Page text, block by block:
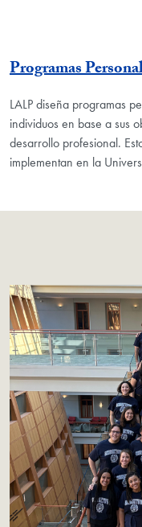
Programas
LALP diseña programas
individuos en base a sus
desarrollo profesional.
implementan en la